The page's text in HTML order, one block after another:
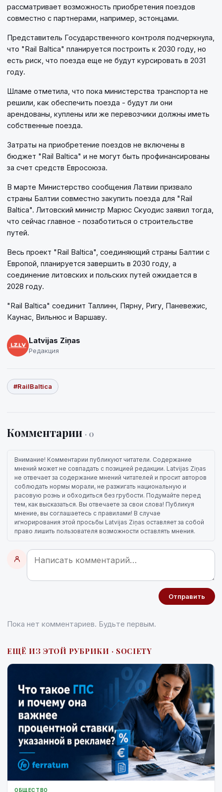
рассматривает возможность приобретения поездов
совместно с партнерами, например, эстонцами.
Представитель Государственного контроля подчеркнула,
что "Rail Baltica" планируется построить к 2030 году, но
есть риск, что поезда еще не будут курсировать в 2031
году.
Шламе отметила, что пока министерства транспорта не
решили, как обеспечить поезда - будут ли они
арендованы, куплены или же перевозчики должны иметь
собственные поезда.
Затраты на приобретение поездов не включены в
бюджет "Rail Balticа" и не могут быть профинансированы
за счет средств Евросоюза.
В марте Министерство сообщения Латвии призвало
страны Балтии совместно закупить поезда для "Rail
Balticа". Литовский министр Марюс Скуодис заявил тогда,
что сейчас главное - позаботиться о строительстве
путей.
Весь проект "Rail Baltica", соединяющий страны Балтии с
Европой, планируется завершить в 2030 году, а
соединение литовских и польских путей ожидается в
2028 году.
"Rail Balticа" соединит Таллинн, Пярну, Ригу, Паневежис,
Каунас, Вильнюс и Варшаву.
Latvijas Ziņas
Редакция
#RailBaltica
Комментарии · 0
Внимание! Комментарии публикуют читатели. Содержание
мнений может не совпадать с позицией редакции. Latvijas Ziņas
не отвечает за содержание мнений читателей и просит авторов
соблюдать нормы морали, не разжигать национальную и
расовую рознь и обходиться без грубости. Подумайте перед
тем, как высказаться. Вы отвечаете за свои слова! Публикуя
мнение, вы соглашаетесь с правилами! В случае
игнорирования этой просьбы Latvijas Ziņas оставляет за собой
право лишить пользователя возможности оставлять мнения.
Отправить
Пока нет комментариев. Будьте первым.
ЕЩЁ ИЗ ЭТОЙ РУБРИКИ · SOCIETY
ОБЩЕСТВО